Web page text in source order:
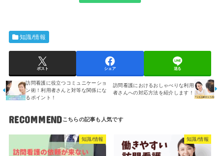
知識/情報
ポスト シェア 送る
訪問看護に役立つコミュニケーショ
ン術！利用者さんと対等な関係にな
るポイント！
訪問看護におけるおしゃべりな利用
者さんへの対応方法を紹介します！
RECOMMEND
知識/情報 知識/情報